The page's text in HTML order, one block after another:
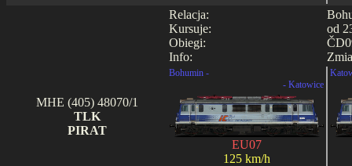
Relacja:
Kursuje:
Obiegi:
Info:
od
MHE (405) 48070/1
TLK
PIRAT
Bohumin -
- Katowice
EU07
125 km/h